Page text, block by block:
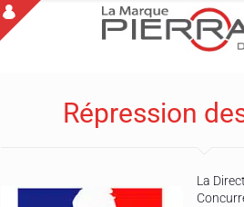
Répression
La